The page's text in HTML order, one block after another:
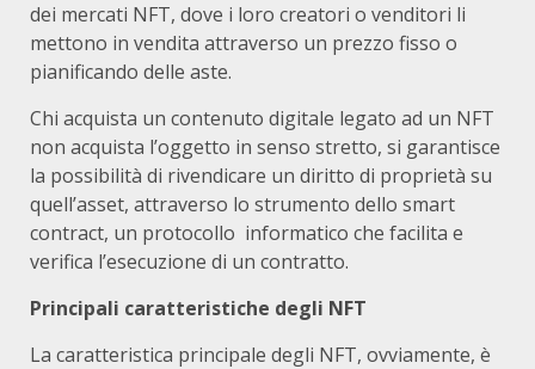
dei mercati NFT, dove i loro creatori o venditori li
mettono in vendita attraverso un prezzo fisso o
pianificando delle aste.
Chi acquista un contenuto digitale legato ad un NFT
non acquista l’oggetto in senso stretto, si garantisce
la possibilità di rivendicare un diritto di proprietà su
quell’asset, attraverso lo strumento dello smart
contract, un protocollo informatico che facilita e
verifica l’esecuzione di un contratto.
Principali caratteristiche degli NFT
La caratteristica principale degli NFT, ovviamente, è